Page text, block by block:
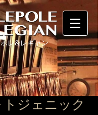
レ&レギャン
ジェニック